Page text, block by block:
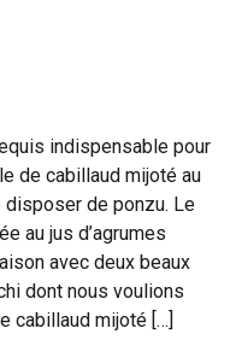
indispensable pour
de cabillaud mijoté au
de ponzu. Le
au jus d’agrumes
avec deux beaux
dont nous voulions
cabillaud mijoté […]